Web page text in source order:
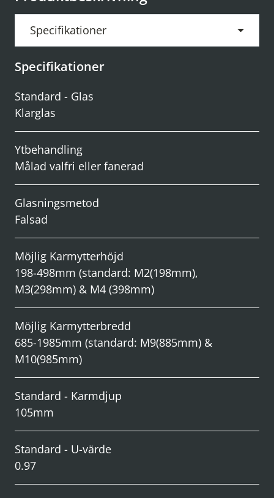
Specifikationer
Specifikationer
Standard - Glas
Klarglas
Ytbehandling
Målad valfri eller fanerad
Glasningsmetod
Falsad
Möjlig Karmytterhöjd
198-498mm (standard: M2(198mm),
M3(298mm) & M4 (398mm)
Möjlig Karmytterbredd
685-1985mm (standard: M9(885mm) &
M10(985mm)
Standard - Karmdjup
105mm
Standard - U-värde
0.97